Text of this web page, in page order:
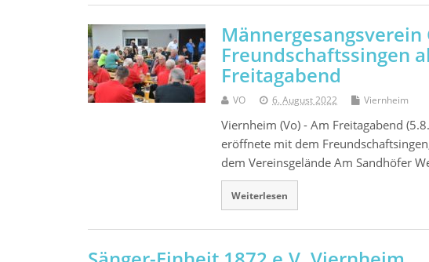
Männergesangsverein
Freundschaftssingen
Freitagabend
VO 6. August 2022 Viernheim
Viernheim (Vo) - Am Freitagabend
eröffnete mit dem
dem Vereinsgelände Am Sandhöfer
Weiterlesen